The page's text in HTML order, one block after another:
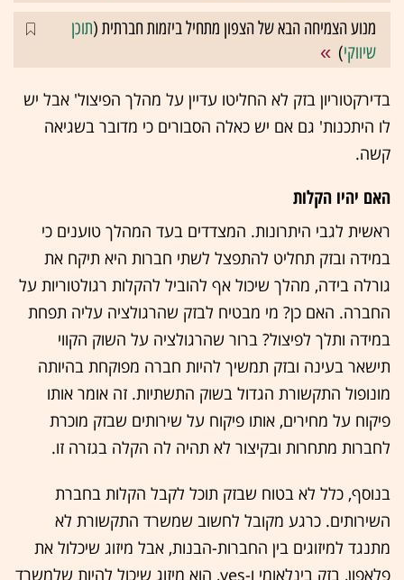
מנוע הצמיחה הבא של הצפון מתחיל ביזמות חברתית (תוכן
שיווקי)
בדירקטוריון בזק לא החליטו עדיין על מהלך הפיצול' אבל יש
לו היתכנות' גם אם יש כאלה הסבורים כי מדובר בשגיאה
קשה.
האם יהיו הקלות
ראשית לגבי היתרונות. המצדדים בעד המהלך טוענים כי
במידה ובזק תחליט להתפצל לשתי חברות היא תיקח את
גורלה בידה, מהלך שיכול אף להוביל להקלות רגולטוריות על
החברה. האם כן? מי מבטיח לבזק שהרגולציה עליה תפחת
במידה ותלך לפיצול? ברור שהרגולציה על השוק הקווי
תישאר בעינה ובזק תמשיך להיות חברה מפוקחת בהיותה
מונופול התקשורת הגדול בשוק התשתיות. זה אומר אותו
פיקוח על מחירים, אותו פיקוח על שירותים שבזק מוכרת
לחברות מתחרות ובקיצור לא תהיה לה הקלה בגזרה זו.
בנוסף, כלל לא בטוח שבזק תוכל לקבל הקלות בחברת
השירותים. כרגע מקובל לחשוב שמשרד התקשורת לא
מתנגד למיזוגים בין החברות-הבנות, אבל מיזוג שיכלול את
פלאפון, בזק בינלאומי ו-yes, הוא מיזוג שיכול להיות שלמשרד